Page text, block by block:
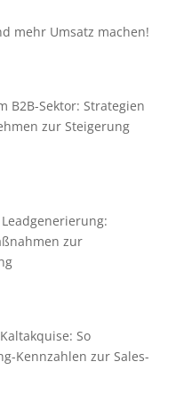
mehr Umsatz machen!
B2B-Sektor: Strategien
zur Steigerung
zur
So
Kennzahlen zur Sales-